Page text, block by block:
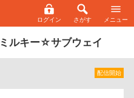
ログイン さがす メニュー
ルキー☆サブウェイ
配信開始